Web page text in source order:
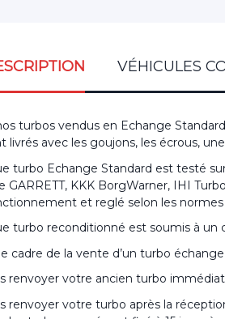
VÉHICULES
turbos vendus en Echange
livrés avec les goujons, les écrous,
turbo Echange Standard est testé
GARRETT, KKK BorgWarner, IHI
et reglé selon les
turbo reconditionné est soumis à un
cadre de la vente d’un turbo
renvoyer votre ancien turbo
renvoyer votre turbo après la